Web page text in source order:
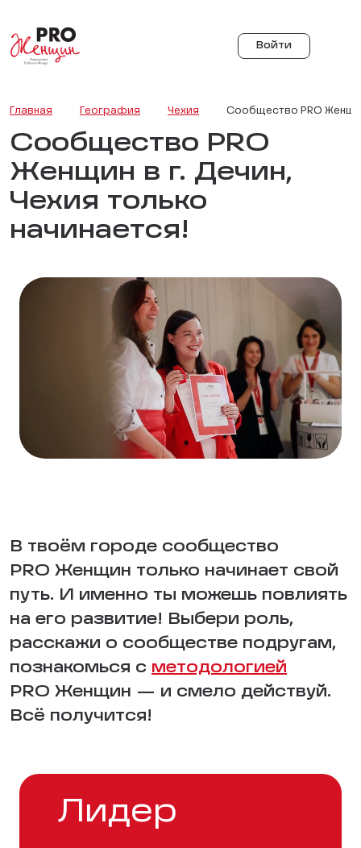
Войти
Главная География Чехия Сообщество PRO
Сообщество PRO
Женщин в г. Дечин,
Чехия только
начинается!
В твоём городе сообщество
PRO Женщин только начинает свой
путь. И именно ты можешь повлиять
на его развитие! Выбери роль,
расскажи о сообществе подругам,
познакомься с методологией
PRO Женщин — и смело действуй.
Всё получится!
Лидер